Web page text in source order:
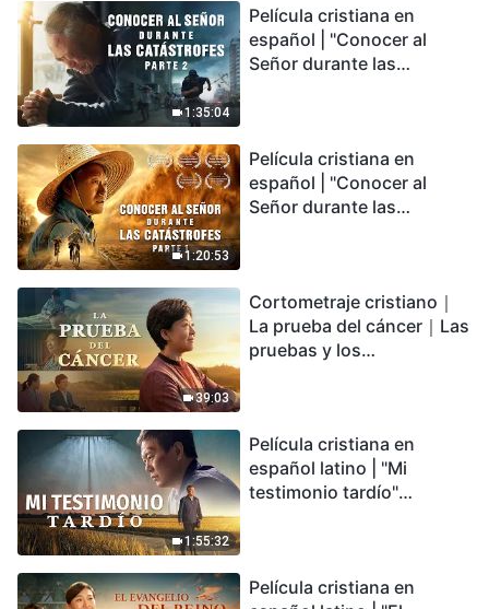
1:35:04
Película cristiana en
español | "Conocer al
Señor durante las
podemos sobrevivir?
1:20:53
Película cristiana en
español | "Conocer al
Señor durante las
encontrarás refugio?
39:03
Cortometraje cristiano｜
La prueba del cáncer｜Las
pruebas y los
1:55:32
Película cristiana en
español latino | "Mi
testimonio tardío"
conmovedor
Película cristiana en